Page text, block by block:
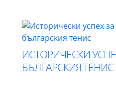
ИСТОРИЧЕСКИ
БЪЛГАРСКИЯ ТЕНИС